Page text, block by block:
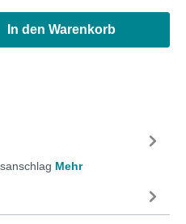
In den Warenkorb
Mehr